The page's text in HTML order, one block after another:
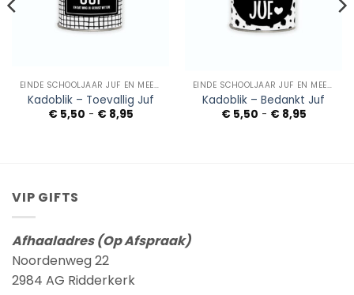
EINDE SCHOOLJAAR JUF EN MEESTER
Kadoblik – Toevallig Juf
€5,50 - €8,95Prijsklasse:
EINDE SCHOOLJAAR JUF EN MEESTER
Kadoblik – Bedankt Juf
€5,50 - €8,95
VIP GIFTS
Afhaaladres (Op Afspraak)
Noordenweg 22
2984 AG Ridderkerk